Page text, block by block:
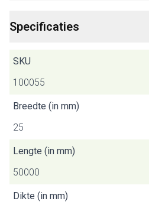
Specificaties
SKU
100055
Breedte (in mm)
25
Lengte (in mm)
50000
Dikte (in mm)